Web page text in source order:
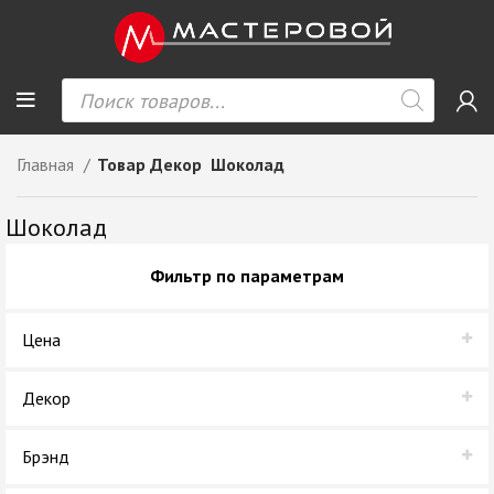
Главная Товар Декор Шоколад
Шоколад
Фильтр по параметрам
Цена
Декор
Брэнд